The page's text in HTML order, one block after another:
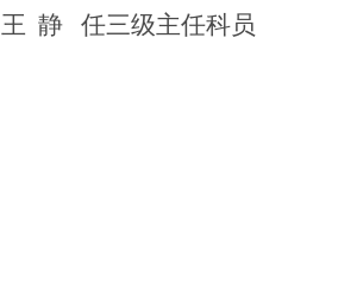
王 静 任三级主任科员